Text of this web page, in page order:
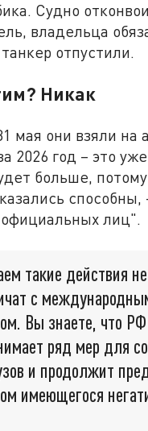
Судно
владельца
отпустили.
Никак
мая они взяли на
2026 год – это
больше,
способны,
лиц".
такие действия
с
Вы знаете, что РФ
ряд мер для
и продолжит
имеющегося